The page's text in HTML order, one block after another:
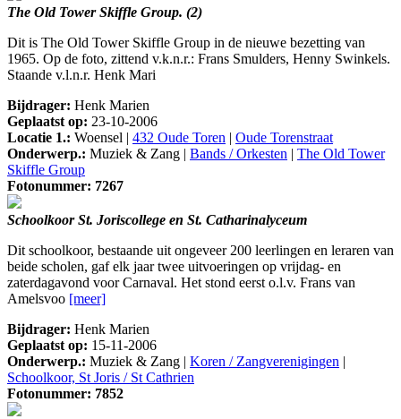
The Old Tower Skiffle Group. (2)
Dit is The Old Tower Skiffle Group in de nieuwe bezetting van
1965. Op de foto, zittend v.k.n.r.: Frans Smulders, Henny Swinkels.
Staande v.l.n.r. Henk Mari
Bijdrager: Henk Marien
Geplaatst op: 23-10-2006
Locatie 1.: Woensel | 432 Oude Toren | Oude Torenstraat
Onderwerp.: Muziek & Zang | Bands / Orkesten | The Old Tower
Skiffle Group
Fotonummer: 7267
Schoolkoor St. Joriscollege en St. Catharinalyceum
Dit schoolkoor, bestaande uit ongeveer 200 leerlingen en leraren van
beide scholen, gaf elk jaar twee uitvoeringen op vrijdag- en
zaterdagavond voor Carnaval. Het stond eerst o.l.v. Frans van
Amelsvoo [meer]
Bijdrager: Henk Marien
Geplaatst op: 15-11-2006
Onderwerp.: Muziek & Zang | Koren / Zangverenigingen |
Schoolkoor, St Joris / St Cathrien
Fotonummer: 7852